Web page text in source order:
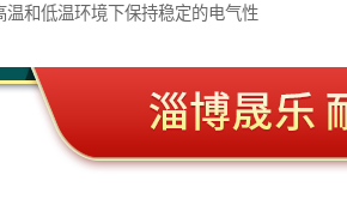
温和低温环境下保持稳定的电气性